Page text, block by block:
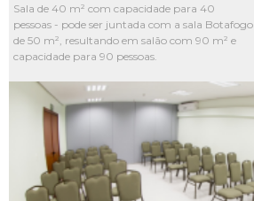
Sala de 40 m² com capacidade para 40
pessoas - pode ser juntada com a sala Botafogo
de 50 m², resultando em salão com 90 m² e
capacidade para 90 pessoas.
L1
L2
L3
L4